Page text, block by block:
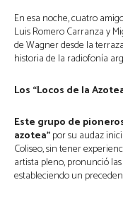
En esa noche, cuatro
Luis Romero Carranza y
de Wagner desde la
historia de la radiofonía
Los “Locos de la
Este grupo de
azotea”por su audaz
Coliseo, sin tener
artista pleno, pronunció
estableciendo un